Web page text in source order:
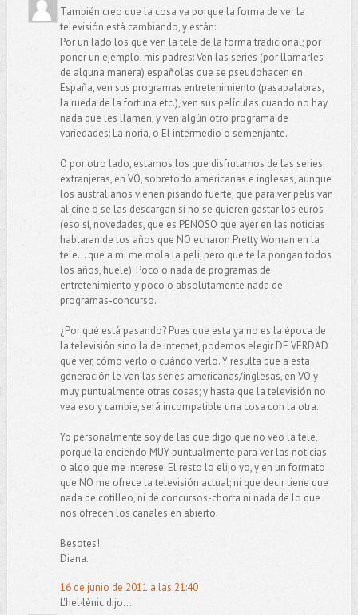
También creo que la cosa va porque la forma de ver la
televisión está cambiando, y están:
Por un lado los que ven la tele de la forma tradicional; por
poner un ejemplo, mis padres: Ven las series (por llamarles
de alguna manera) españolas que se pseudohacen en
España, ven sus programas entretenimiento (pasapalabras,
la rueda de la fortuna etc.), ven sus películas cuando no hay
nada que les llamen, y ven algún otro programa de
variedades: La noria, o El intermedio o semenjante.
O por otro lado, estamos los que disfrutamos de las series
extranjeras, en VO, sobretodo americanas e inglesas, aunque
los australianos vienen pisando fuerte, que para ver pelis van
al cine o se las descargan si no se quieren gastar los euros
(eso sí, novedades, que es PENOSO que ayer en las noticias
hablaran de los años que NO echaron Pretty Woman en la
tele... que a mi me mola la peli, pero que te la pongan todos
los años, huele). Poco o nada de programas de
entretenimiento y poco o absolutamente nada de
programas-concurso.
¿Por qué está pasando? Pues que esta ya no es la época de
la televisión sino la de internet, podemos elegir DE VERDAD
qué ver, cómo verlo o cuándo verlo. Y resulta que a esta
generación le van las series americanas/inglesas, en VO y
muy puntualmente otras cosas; y hasta que la televisión no
vea eso y cambie, será incompatible una cosa con la otra.
Yo personalmente soy de las que digo que no veo la tele,
porque la enciendo MUY puntualmente para ver las noticias
o algo que me interese. El resto lo elijo yo, y en un formato
que NO me ofrece la televisión actual; ni que decir tiene que
nada de cotilleo, ni de concursos-chorra ni nada de lo que
nos ofrecen los canales en abierto.
Besotes!
Diana.
16 de junio de 2011 a las 21:40
L'hel·lènic dijo...